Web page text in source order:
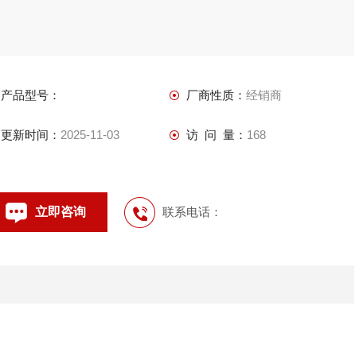
产品型号： 厂商性质： 经销商
更新时间： 2025-11-03 访 问 量： 168
立即咨询 联系电话：